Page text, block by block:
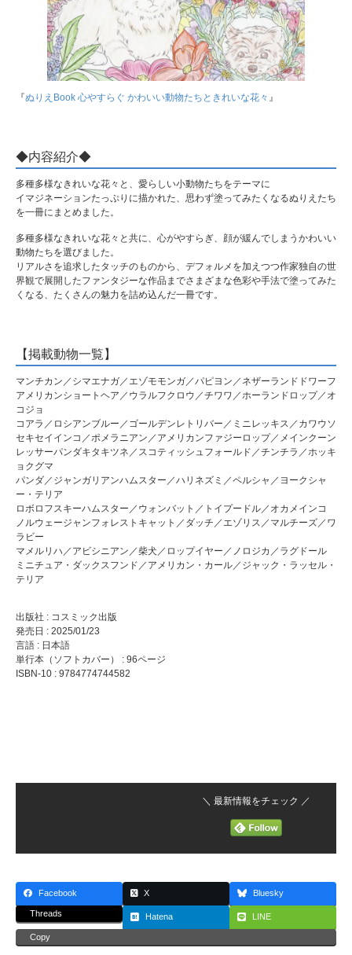
『ぬりえBook 心やすらぐ かわいい動物たちときれいな花々 』
◆内容紹介◆
多種多様なきれいな花々と、愛らしい小動物たちをテーマに
イマジネーションたっぷりに描かれた、思わず塗ってみたくなるぬりえたち
を一冊にまとめました。
多種多様なきれいな花々と共に、心がやすらぎ、顔が緩んでしまうかわいい
動物たちを選びました。
リアルさを追求したタッチのものから、デフォルメを加えつつ作家独自の世
界観で展開したファンタジーな作品までさまざまな色彩や手法で塗ってみた
くなる、たくさんの魅力を詰め込んだ一冊です。
【掲載動物一覧】
マンチカン／シマエナガ／エゾモモンガ／パピヨン／ネザーランドドワーフ
アメリカンショートヘア／ウラルフクロウ／チワワ／ホーランドロップ／オ
コジョ
コアラ／ロシアンブルー／ゴールデンレトリバー／ミニレッキス／カワウソ
セキセイインコ／ポメラニアン／アメリカンファジーロップ／メインクーン
レッサーパンダキタキツネ／スコティッシュフォールド／チンチラ／ホッキ
ョクグマ
パンダ／ジャンガリアンハムスター／ハリネズミ／ペルシャ／ヨークシャ
ー・テリア
ロボロフスキーハムスター／ウォンバット／トイプードル／オカメインコ
ノルウェージャンフォレストキャット／ダッチ／エゾリス／マルチーズ／ワ
ラビー
マメルリハ／アビシニアン／柴犬／ロップイヤー／ノロジカ／ラグドール
ミニチュア・ダックスフンド／アメリカン・カール／ジャック・ラッセル・
テリア
出版社 : コスミック出版
発売日 : 2025/01/23
言語 : 日本語
単行本（ソフトカバー） : 96ページ
ISBN-10 : 9784774744582
＼ 最新情報をチェック ／
Facebook X Bluesky
Threads Hatena LINE
Copy